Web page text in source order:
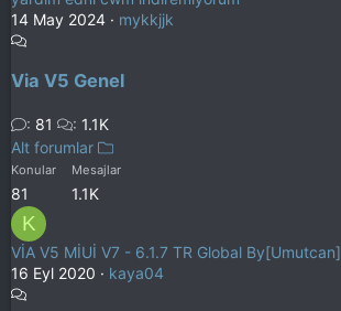
14 May 2024
mykkjjk
Via V5 Genel
81
1.1K
Alt forumlar
Konular
81
Mesajlar
1.1K
K
VİA V5 MİUİ V7 - 6.1.7 TR Global By[Umutcan]
16 Eyl 2020
kaya04